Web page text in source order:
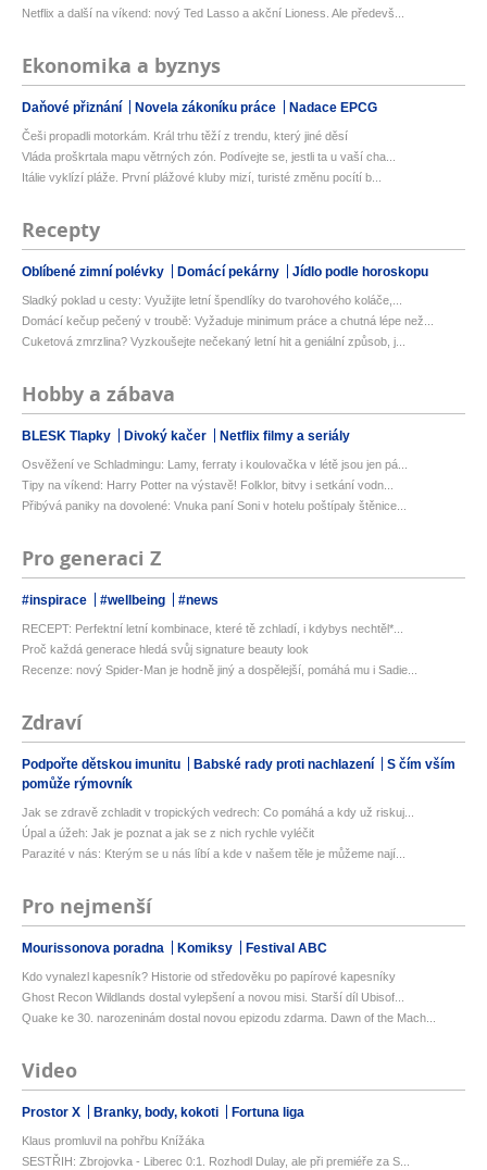
Netflix a další na víkend: nový Ted Lasso a akční Lioness. Ale předevš...
Ekonomika a byznys
Daňové přiznání Novela zákoníku práce Nadace EPCG
Češi propadli motorkám. Král trhu těží z trendu, který jiné děsí
Vláda proškrtala mapu větrných zón. Podívejte se, jestli ta u vaší cha...
Itálie vyklízí pláže. První plážové kluby mizí, turisté změnu pocítí b...
Recepty
Oblíbené zimní polévky Domácí pekárny Jídlo podle horoskopu
Sladký poklad u cesty: Využijte letní špendlíky do tvarohového koláče,...
Domácí kečup pečený v troubě: Vyžaduje minimum práce a chutná lépe než...
Cuketová zmrzlina? Vyzkoušejte nečekaný letní hit a geniální způsob, j...
Hobby a zábava
BLESK Tlapky Divoký kačer Netflix filmy a seriály
Osvěžení ve Schladmingu: Lamy, ferraty i koulovačka v létě jsou jen pá...
Tipy na víkend: Harry Potter na výstavě! Folklor, bitvy i setkání vodn...
Přibývá paniky na dovolené: Vnuka paní Soni v hotelu poštípaly štěnice...
Pro generaci Z
#inspirace #wellbeing #news
RECEPT: Perfektní letní kombinace, které tě zchladí, i kdybys nechtěl*...
Proč každá generace hledá svůj signature beauty look
Recenze: nový Spider-Man je hodně jiný a dospělejší, pomáhá mu i Sadie...
Zdraví
Podpořte dětskou imunitu Babské rady proti nachlazení
S čím vším
pomůže rýmovník
Jak se zdravě zchladit v tropických vedrech: Co pomáhá a kdy už riskuj...
Úpal a úžeh: Jak je poznat a jak se z nich rychle vyléčit
Parazité v nás: Kterým se u nás líbí a kde v našem těle je můžeme nají...
Pro nejmenší
Mourissonova poradna Komiksy Festival ABC
Kdo vynalezl kapesník? Historie od středověku po papírové kapesníky
Ghost Recon Wildlands dostal vylepšení a novou misi. Starší díl Ubisof...
Quake ke 30. narozeninám dostal novou epizodu zdarma. Dawn of the Mach...
Video
Prostor X Branky, body, kokoti Fortuna liga
Klaus promluvil na pohřbu Knížáka
SESTŘIH: Zbrojovka - Liberec 0:1. Rozhodl Dulay, ale při premiéře za S...